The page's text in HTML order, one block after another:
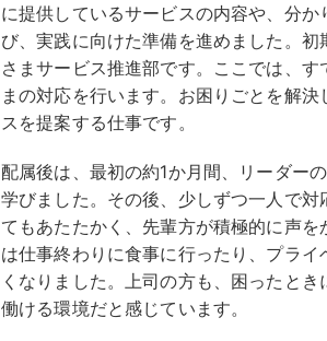
に提供しているサービスの内容や、分
び、実践に向けた準備を進めました。
さまサービス推進部です。ここでは、
まの対応を行います。お困りごとを解
スを提案する仕事です。
配属後は、最初の約1か月間、リーダー
学びました。その後、少しずつ一人で対
てもあたたかく、先輩方が積極的に声
は仕事終わりに食事に行ったり、プラ
くなりました。上司の方も、困ったと
働ける環境だと感じています。